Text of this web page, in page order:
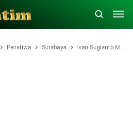
Peristiwa Surabaya Ivan Sugianto Meminta Maaf dan Siap Menyerahkan Diri: "Saya Menyesal"